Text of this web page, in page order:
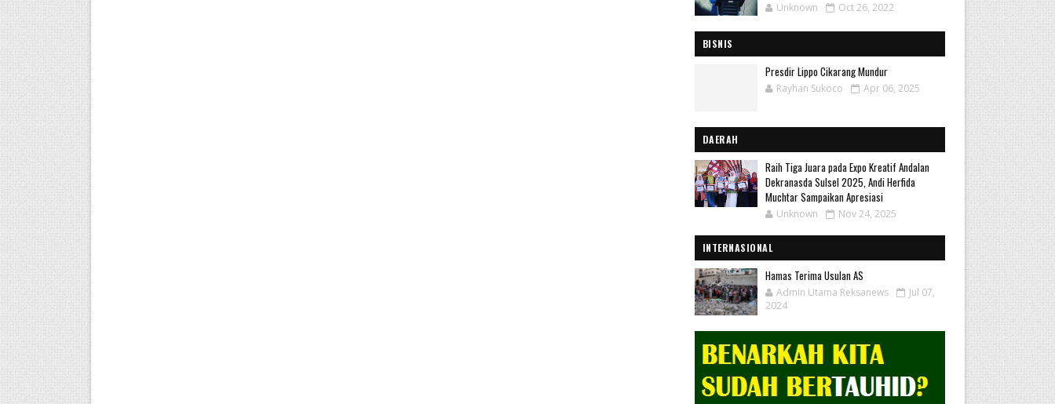
Unknown Oct 26, 2022
BISNIS
Presdir Lippo Cikarang Mundur
Rayhan Sukoco Apr 06, 2025
DAERAH
Raih Tiga Juara pada Expo Kreatif Andalan
Dekranasda Sulsel 2025, Andi Herfida
Muchtar Sampaikan Apresiasi
Unknown Nov 24, 2025
INTERNASIONAL
Hamas Terima Usulan AS
Admin Utama Reksanews
Jul 07,
2024